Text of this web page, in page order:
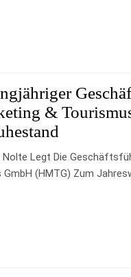
&
Legt Die
(HMTG) Zum